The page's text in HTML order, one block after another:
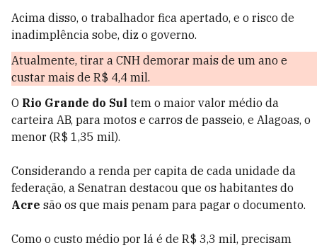
Acima disso, o trabalhador fica apertado, e o risco de
inadimplência sobe, diz o governo.
Atualmente, tirar a CNH demorar mais de um ano e
custar mais de R$ 4,4 mil.
O Rio Grande do Sul tem o maior valor médio da
carteira AB, para motos e carros de passeio, e Alagoas, o
menor (R$ 1,35 mil).
Considerando a renda per capita de cada unidade da
federação, a Senatran destacou que os habitantes do
Acre são os que mais penam para pagar o documento.
Como o custo médio por lá é de R$ 3,3 mil, precisam